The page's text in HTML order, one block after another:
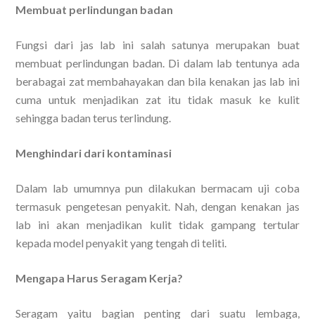
Membuat perlindungan badan
Fungsi dari jas lab ini salah satunya merupakan buat
membuat perlindungan badan. Di dalam lab tentunya ada
berabagai zat membahayakan dan bila kenakan jas lab ini
cuma untuk menjadikan zat itu tidak masuk ke kulit
sehingga badan terus terlindung.
Menghindari dari kontaminasi
Dalam lab umumnya pun dilakukan bermacam uji coba
termasuk pengetesan penyakit. Nah, dengan kenakan jas
lab ini akan menjadikan kulit tidak gampang tertular
kepada model penyakit yang tengah di teliti.
Mengapa Harus Seragam Kerja?
Seragam yaitu bagian penting dari suatu lembaga,